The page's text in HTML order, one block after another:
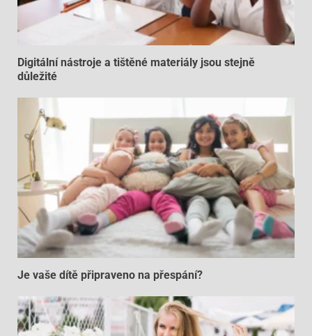
Digitální nástroje a tištěné materiály jsou stejně
důležité
Je vaše dítě připraveno na přespání?